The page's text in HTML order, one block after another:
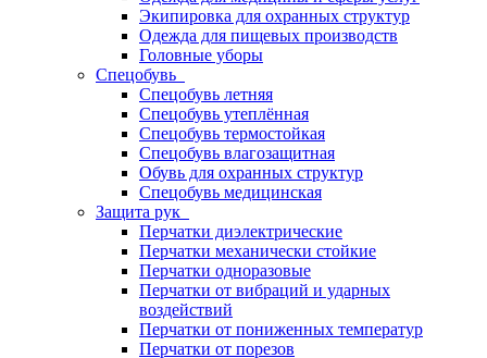
Экипировка для охранных структур
Одежда для пищевых производств
Головные уборы
Спецобувь
Спецобувь летняя
Спецобувь утеплённая
Спецобувь термостойкая
Спецобувь влагозащитная
Обувь для охранных структур
Спецобувь медицинская
Защита рук
Перчатки диэлектрические
Перчатки механически стойкие
Перчатки одноразовые
Перчатки от вибраций и ударных
воздействий
Перчатки от пониженных температур
Перчатки от порезов